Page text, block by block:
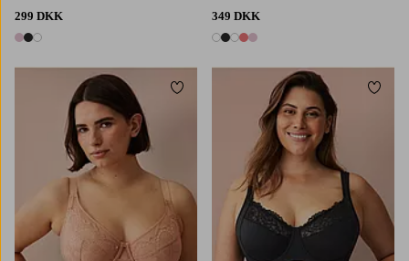
299 DKK
3 farver
349 DKK
5 farver
Tilføj til favoritter